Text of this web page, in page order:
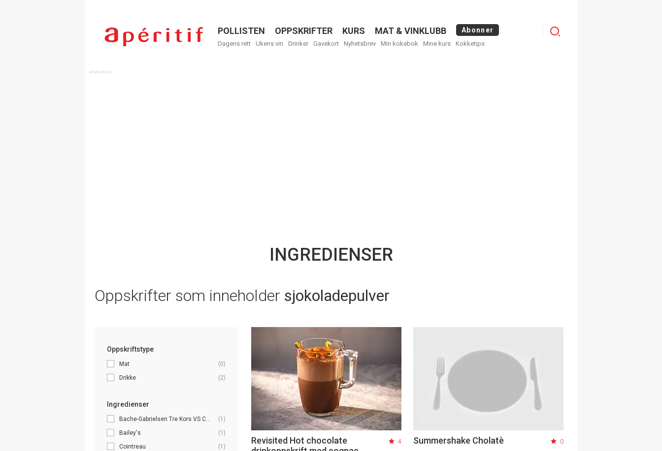
Menu
POLLISTEN OPPSKRIFTER KURS MAT & VINKLUBB Abonner
Dagens rett Ukens vin Drinker Gavekort Nyhetsbrev Min kokebok Mine kurs Kokketips
Logg
INGREDIENSER
Oppskrifter som inneholder sjokoladepulver
Oppskriftstype
Mat
(0)
Drikke
(2)
Ingredienser
Bache-Gabrielsen Tre Kors VS C...
(1)
Bailey's
(1)
Cointreau
(1)
Revisited Hot chocolate
4 Summershake Cholatè 0